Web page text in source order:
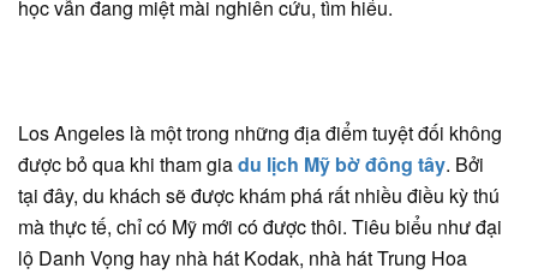
học vẫn đang miệt mài nghiên cứu, tìm hiểu.
Los Angeles là một trong những địa điểm tuyệt đối không
được bỏ qua khi tham giadu lịch Mỹ bờ đông tây. Bởi
tại đây, du khách sẽ được khám phá rất nhiều điều kỳ thú
mà thực tế, chỉ có Mỹ mới có được thôi. Tiêu biểu như đại
lộ Danh Vọng hay nhà hát Kodak, nhà hát Trung Hoa